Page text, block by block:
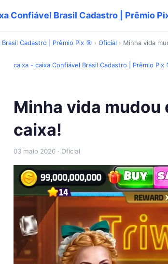
Confiável Brasil Cadastro | Prêmio
Cadastro | Prêmio Pix 🎯 › Oficial › Minha vida
caixa - caixa Confiável Brasil Cadastro | Prêmio Pix
Minha vida mudou
caixa!
03 maio 2026 · Oficial